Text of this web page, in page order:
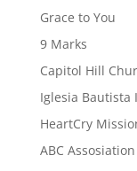
Grace to You
9 Marks
Capitol Hill
Iglesia Bautista
HeartCry
ABC